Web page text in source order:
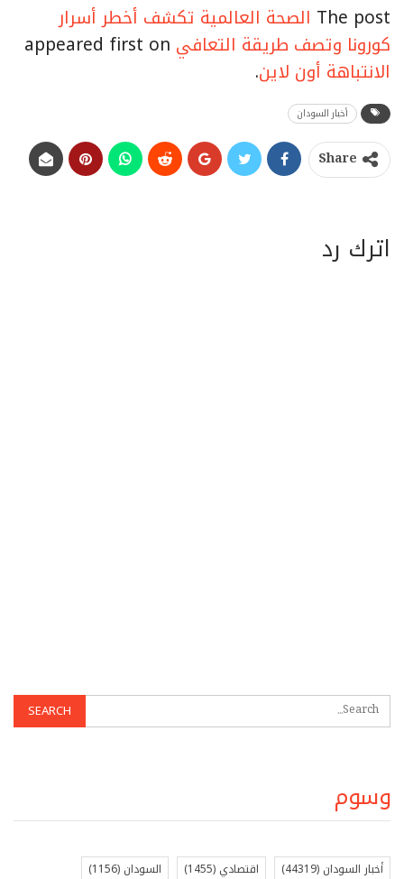
The post الصحة العالمية تكشف أخطر أسرار
كورونا وتصف طريقة التعافي
الانتباهة أون لاين.
أخبار السودان
Share
اترك رد
وسوم
أخبار السودان (44319) اقتصادي (1455) السودان (1156)